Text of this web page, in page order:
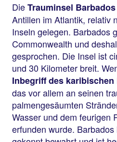
DieTrauminsel Barbados
Antillen im Atlantik, relativ
Inseln gelegen. Barbados
Commonwealth und
gesprochen. Die Insel ist
und 30 Kilometer breit.
Inbegriff des karibischen
das vor allem an seinen
palmengesäumten
Wasser und dem feurigen
erfunden wurde.